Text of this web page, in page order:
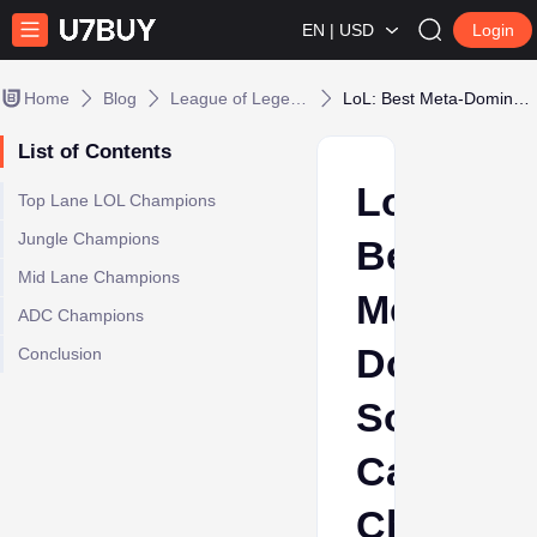
EN | USD Login
Home Blog
List of Contents
Top Lane LOL Champions
Jungle Champions
Mid Lane Champions
ADC Champions
Conclusion
LoL:
Best
Meta-
Solo
Carry